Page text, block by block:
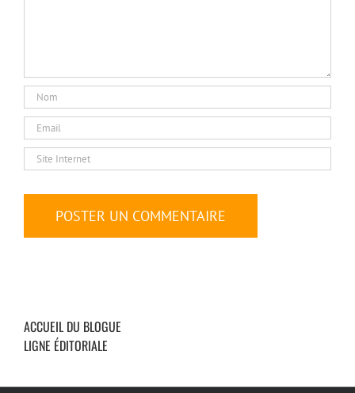
ACCUEIL DU BLOGUE
LIGNE ÉDITORIALE